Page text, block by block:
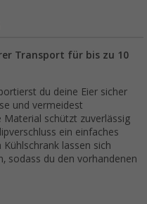
Transport für bis zu 10
du deine Eier sicher
und vermeidest
Material schützt zuverlässig
ein einfaches
lassen sich
sodass du den vorhandenen